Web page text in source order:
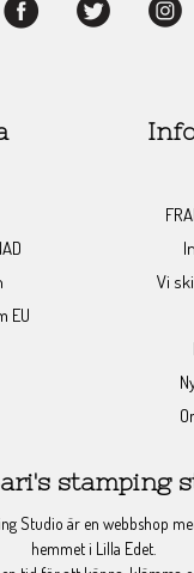
EU
Vi
stamping
Studio är en webbshop
hemmet i Lilla Edet.